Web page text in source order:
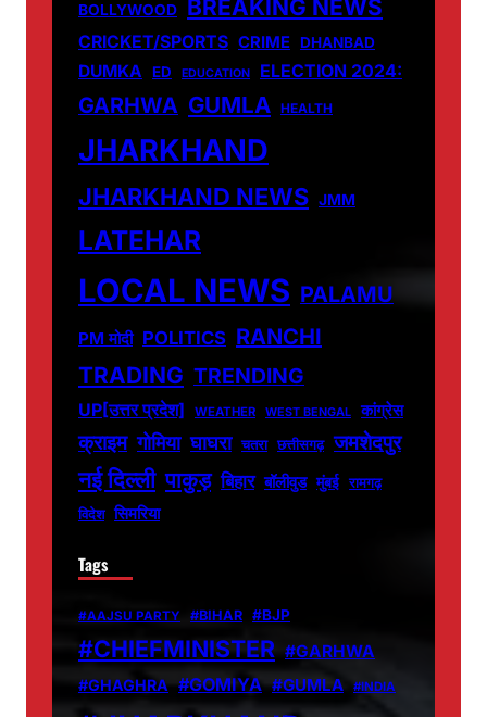
BOLLYWOOD BREAKING NEWS
CRICKET/SPORTS CRIME DHANBAD
DUMKA ED EDUCATION ELECTION 2024:
GARHWA GUMLA HEALTH
JHARKHAND
JHARKHAND NEWS JMM
LATEHAR
LOCAL NEWS PALAMU
PM मोदी POLITICS RANCHI
TRADING TRENDING
UP[उत्तर प्रदेश] WEATHER WEST BENGAL कांग्रेस
क्राइम गोमिया घाघरा चतरा छत्तीसगढ़ जमशेदपुर
नई दिल्ली पाकुड़ बिहार बॉलीवुड मुंबई रामगढ़
विदेश सिमरिया
Tags
#AAJSU PARTY #BIHAR #BJP
#CHIEFMINISTER #GARHWA
#GHAGHRA #GOMIYA #GUMLA #INDIA